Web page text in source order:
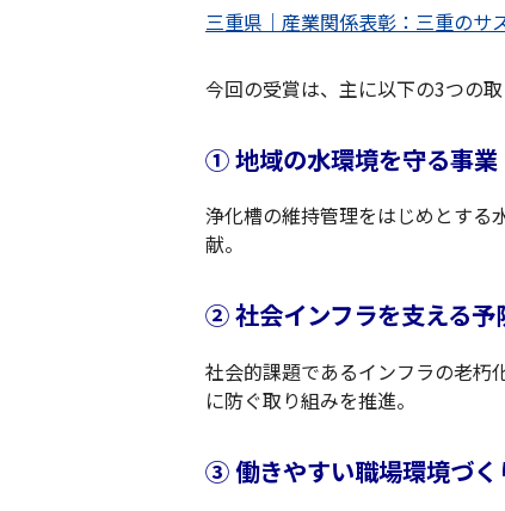
三重県｜産業関係表彰：三重のサ
今回の受賞は、主に以下の3つの
① 地域の水環境を守る事業
浄化槽の維持管理をはじめとする
献。
② 社会インフラを支える予
社会的課題であるインフラの老朽
に防ぐ取り組みを推進。
③ 働きやすい職場環境づく